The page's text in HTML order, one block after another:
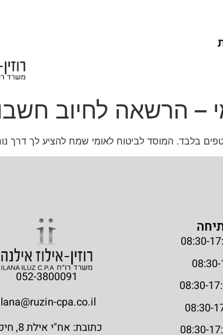
– הרשאה לחיוב
בלבד. המוסד לביטוח לאומי שמח להציע לך דרך
052-3800091
cpa.co.il
כתובת: אח"י אילת 8, חיפה